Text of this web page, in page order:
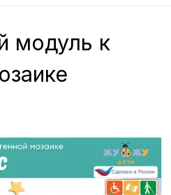
модуль к